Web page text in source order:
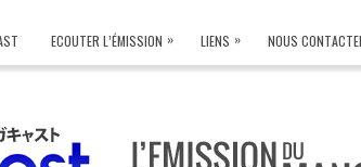
ECOUTER L’ÉMISSION » LIENS » NOUS